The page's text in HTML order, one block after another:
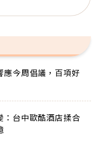
應今周倡議，百項好
：台中歐酷酒店揉合